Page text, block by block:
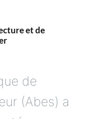
et de
(Abes) a